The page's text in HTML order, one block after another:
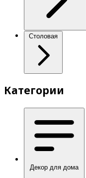
Столовая
Категории
Декор для дома